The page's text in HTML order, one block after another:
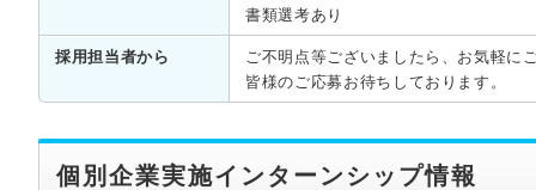
書類選考あり
採用担当者から
ご不明点等ございましたら、お気軽に
皆様のご応募お待ちしております。
個別企業実施インターンシップ情報